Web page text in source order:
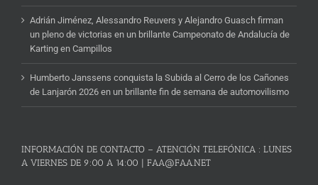
Adrián Jiménez, Alessandro Reuvers y Alejandro Guasch firman
un pleno de victorias en un brillante Campeonato de Andalucía de
Karting en Campillos
Humberto Janssens conquista la Subida al Cerro de los Cañones
de Lanjarón 2026 en un brillante fin de semana de automovilismo
INFORMACIÓN DE CONTACTO – ATENCIÓN TELEFÓNICA : LUNES
A VIERNES DE 9:00 A 14:00 | FAA@FAA.NET